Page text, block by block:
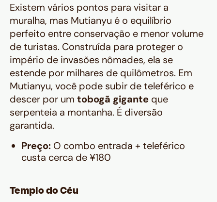
Existem vários pontos para visitar a
muralha, mas Mutianyu é o equilíbrio
perfeito entre conservação e menor volume
de turistas. Construída para proteger o
império de invasões nômades, ela se
estende por milhares de quilômetros. Em
Mutianyu, você pode subir de teleférico e
descer por um tobogã gigante que
serpenteia a montanha. É diversão
garantida.
Preço: O combo entrada + teleférico
custa cerca de ¥180
Templo do Céu